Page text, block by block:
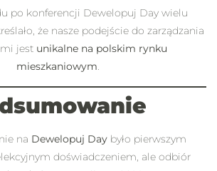
po konferencji Dewelopuj Day wielu
że nasze podejście do zarządzania
jest unikalne na polskim rynku
mieszkaniowym.
na Dewelopuj Day było pierwszym
doświadczeniem, ale odbiór